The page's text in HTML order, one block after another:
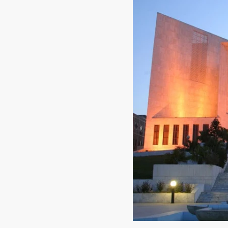
کی
سنٹرل ایشیا
پاکستان اور تاجکستان
اقتصادی، تجارتی اور
توانائی تعاون کو نئی
رفتار دینے پر اتفاق
Editor جون 4, 2026